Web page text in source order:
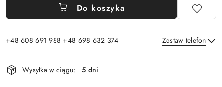
Do koszyka
+48 608 691 988 +48 698 632 374 Zostaw telefon
Dostępność
i
Wysyłka w ciągu: 5 dni